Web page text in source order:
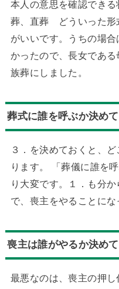
本人の意思を確認でき
葬、直葬 どういった形
がいいです。うちの場
かったので、長女であ
族葬にしました。
葬式に誰を呼ぶか決めて
３．を決めておくと、
ります。 「葬儀に誰を
り大変です。１．も分
で、喪主をやることにな
喪主は誰がやるか決めて
最悪なのは、喪主の押